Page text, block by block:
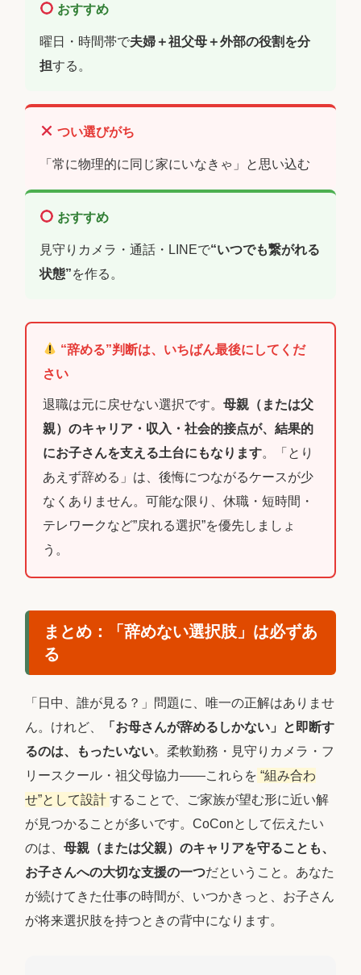
おすすめ
曜日・時間帯で夫婦＋祖父母＋外部の役割を分
担する。
つい選びがち
「常に物理的に同じ家にいなきゃ」と思い込む
おすすめ
見守りカメラ・通話・LINEで“いつでも繋がれる
状態”を作る。
“辞める”判断は、いちばん最後にしてくだ
さい
退職は元に戻せない選択です。 母親（または父
親）のキャリア・収入・社会的接点が、結果的
にお子さんを支える土台にもなります。「とり
あえず辞める」は、後悔につながるケースが少
なくありません。可能な限り、休職・短時間・
テレワークなど”戻れる選択”を優先しましょ
う。
まとめ：「辞めない選択肢」は必ずあ
る
「日中、誰が見る？」問題に、唯一の正解はありませ
ん。けれど、
「お母さんが辞めるしかない」と即断す
るのは、もったいない。柔軟勤務・見守りカメラ・フ
リースクール・祖父母協力――これらを “組み合わ
せ”として設計 することで、ご家族が望む形に近い解
が見つかることが多いです。CoConとして伝えたい
のは、 母親（または父親）のキャリアを守ることも、
お子さんへの大切な支援の一つだということ。あなた
が続けてきた仕事の時間が、いつかきっと、お子さん
が将来選択肢を持つときの背中になります。